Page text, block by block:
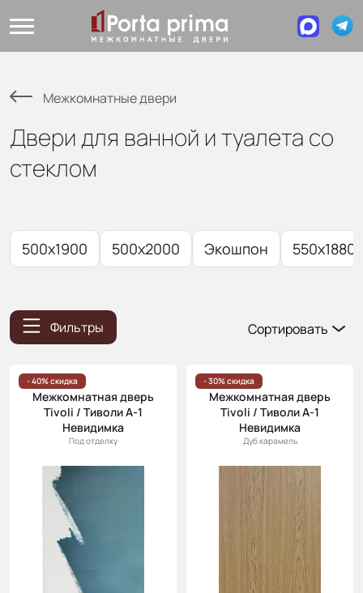
Межкомнатные двери
Двери для ванной и туалета со
стеклом
500x1900 500x2000 Экошпон 550x1880
Фильтры
Сортировать
Цена
(возр.)
Цена (убыв.)
Cначала
новинки
Cначала
скидки
- 40% скидка
Межкомнатная дверь
Tivoli / Тиволи А-1
Невидимка
Под отделку
- 30% скидка
Межкомнатная дверь
Tivoli / Тиволи А-1
Невидимка
Дуб карамель